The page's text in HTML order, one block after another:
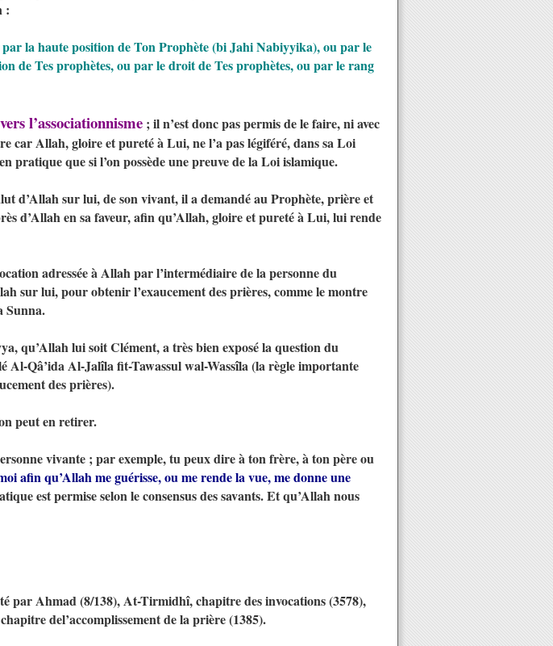
:
la haute position de Ton Prophète (bi Jahi Nabiyyika), ou par le
de Tes prophètes, ou par le droit de Tes prophètes, ou par le rang
l’associationnisme ; il n’est donc pas permis de le faire, ni avec
car Allah, gloire et pureté à Lui, ne l’a pas légiféré, dans sa Loi
pratique que si l’on possède une preuve de la Loi islamique.
d’Allah sur lui, de son vivant, il a demandé au Prophète, prière et
d’Allah en sa faveur, afin qu’Allah, gloire et pureté à Lui, lui rende
adressée à Allah par l’intermédiaire de la personne du
sur lui, pour obtenir l’exaucement des prières, comme le montre
Sunna.
qu’Allah lui soit Clément, a très bien exposé la question du
Al-Qâ’ida Al-Jalîla fit-Tawassul wal-Wassîla (la règle importante
des prières).
peut en retirer.
vivante ; par exemple, tu peux dire à ton frère, à ton père ou
afin qu’Allah me guérisse, ou me rende la vue, me donne une
est permise selon le consensus des savants. Et qu’Allah nous
Ahmad (8/138), At-Tirmidhî, chapitre des invocations (3578),
del’accomplissement de la prière (1385).